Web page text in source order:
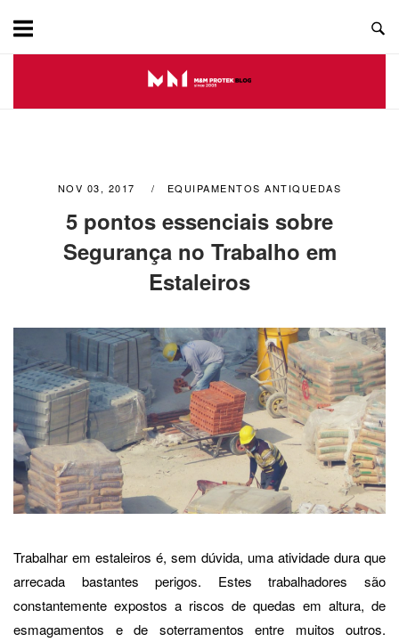
content
NOV 03, 2017 EQUIPAMENTOS ANTIQUEDAS
5 pontos essenciais sobre
Segurança no Trabalho em
Estaleiros
Trabalhar em estaleiros é, sem dúvida, uma atividade dura que
arrecada bastantes perigos. Estes trabalhadores são
constantemente expostos a riscos de quedas em altura, de
esmagamentos e de soterramentos entre muitos outros.